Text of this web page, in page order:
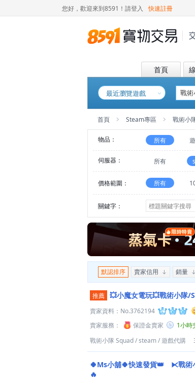
您好，歡迎來到8591！ 請登入 快速註冊
首頁
最近瀏覽遊戲
首頁 Steam專區 戰術小
物品： 所有
伺服器： 所有
價格範圍： 所有
關鍵字：
默認排序 賣家信用 銷量
推薦 💥小魔女電玩💥戰術小隊
賣家資料： No.3762194
賣家服務：
保證金賣家
1小時
戰術小隊 Squad/steam/遊戲代購
🍀Ms小舖🍀快速發貨👑 ⧔戰
🔥